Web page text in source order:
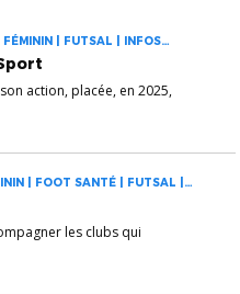
| FUTSAL | INFOS
action, placée, en 2025,
| FOOT SANTÉ | FUTSAL |
les clubs qui